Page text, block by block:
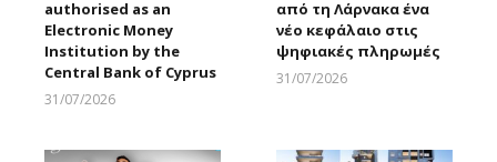
authorised as an
Electronic Money
Institution by the
Central Bank of Cyprus
31/07/2026
από τη Λάρνακα ένα
νέο κεφάλαιο στις
ψηφιακές πληρωμές
31/07/2026